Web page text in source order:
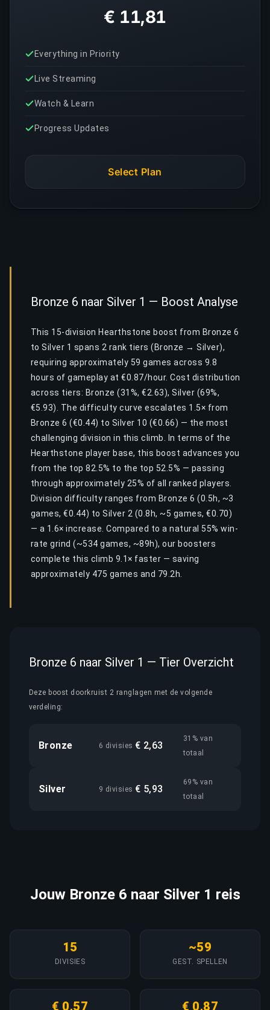
€ 11,81
Everything in Priority
Live Streaming
Watch & Learn
Progress Updates
Select Plan
Bronze 6 naar Silver 1 — Boost Analyse
This 15-division Hearthstone boost from Bronze 6
to Silver 1 spans 2 rank tiers (Bronze → Silver),
requiring approximately 59 games across 9.8
hours of gameplay at €0.87/hour. Cost distribution
across tiers: Bronze (31%, €2.63), Silver (69%,
€5.93). The difficulty curve escalates 1.5× from
Bronze 6 (€0.44) to Silver 10 (€0.66) — the most
challenging division in this climb. In terms of the
Hearthstone player base, this boost advances you
from the top 82.5% to the top 52.5% — passing
through approximately 25% of all ranked players.
Division difficulty ranges from Bronze 6 (0.5h, ~3
games, €0.44) to Silver 2 (0.8h, ~5 games, €0.70)
— a 1.6× increase. Compared to a natural 55% win-
rate grind (~534 games, ~89h), our boosters
complete this climb 9.1× faster — saving
approximately 475 games and 79.2h.
Bronze 6 naar Silver 1 — Tier Overzicht
Deze boost doorkruist 2 ranglagen met de volgende
verdeling:
Bronze 6 divisies € 2,63
31% van
totaal
Silver 9 divisies € 5,93
69% van
totaal
Jouw Bronze 6 naar Silver 1 reis
15
DIVISIES
~59
GEST. SPELLEN
€ 0,57 € 0,87